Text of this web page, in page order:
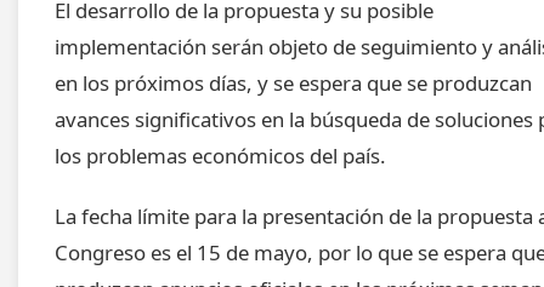
El desarrollo de la propuesta y su posible
implementación serán objeto de seguimiento y
en los próximos días, y se espera que se produzcan
avances significativos en la búsqueda de soluciones
los problemas económicos del país.
La fecha límite para la presentación de la propuesta
Congreso es el 15 de mayo, por lo que se espera